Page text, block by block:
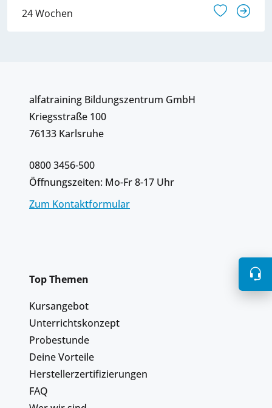
24 Wochen
alfatraining Bildungszentrum GmbH
Kriegsstraße 100
76133 Karlsruhe
0800 3456-500
Öffnungszeiten: Mo-Fr 8-17 Uhr
Zum Kontaktformular
Top Themen
Kursangebot
Unterrichtskonzept
Probestunde
Deine Vorteile
Herstellerzertifizierungen
FAQ